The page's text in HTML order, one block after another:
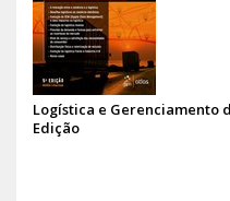
Logística e Gerenciamento
Edição